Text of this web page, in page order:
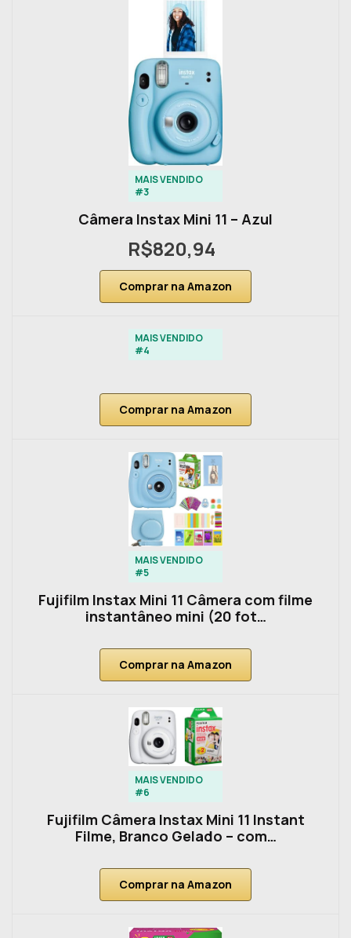
MAIS VENDIDO
#3
Câmera Instax Mini 11 – Azul
R$820,94
Comprar na Amazon
MAIS VENDIDO
#4
Comprar na Amazon
MAIS VENDIDO
#5
Fujifilm Instax Mini 11 Câmera com filme
instantâneo mini (20 fot…
Comprar na Amazon
MAIS VENDIDO
#6
Fujifilm Câmera Instax Mini 11 Instant
Filme, Branco Gelado – com…
Comprar na Amazon